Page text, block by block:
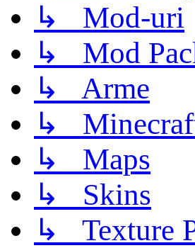
↳ Mod-uri
↳ Mod
↳ Arme
↳
↳ Maps
↳ Skins
↳ Texture